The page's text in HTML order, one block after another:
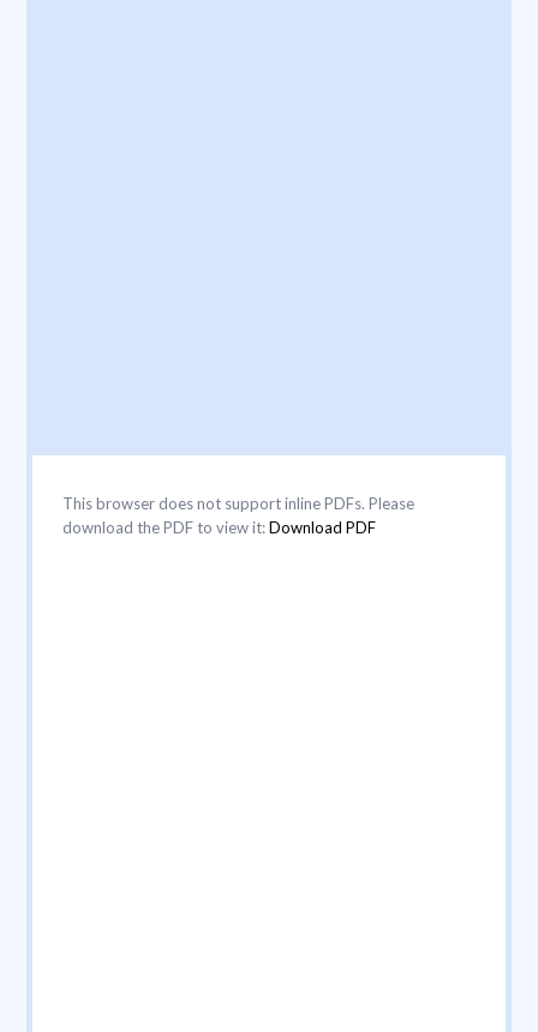
This browser does not support inline PDFs. Please
download the PDF to view it:Download PDF